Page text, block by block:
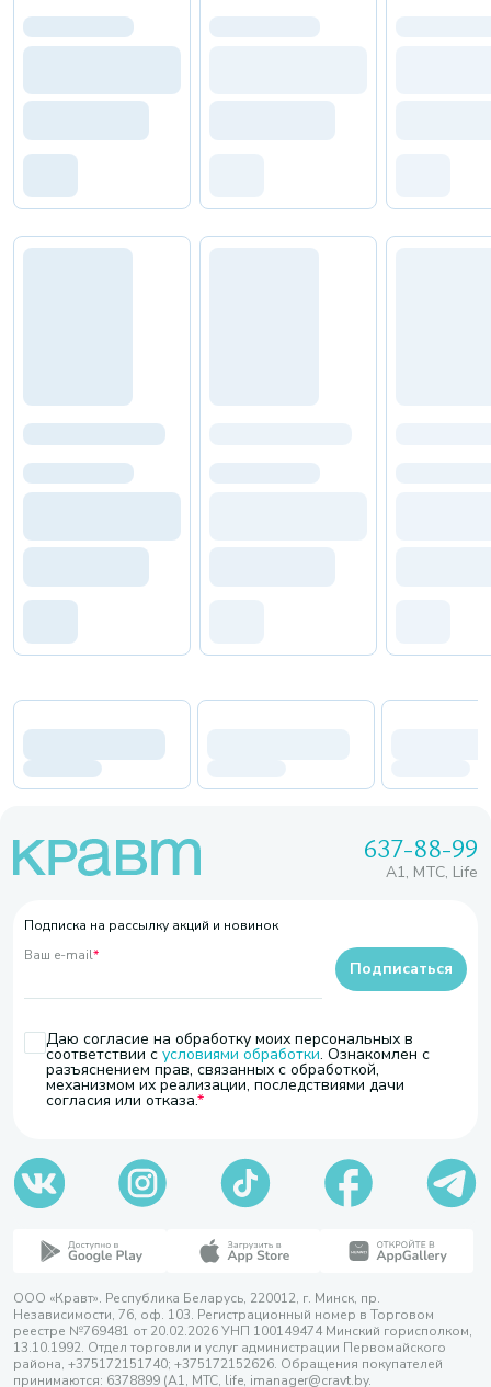
637-88-99
A1, МТС, Life
Подписка на рассылку акций и новинок
Ваш e-mail*
Даю согласие на обработку моих персональных в
соответствии с условиями обработки. Ознакомлен с
разъяснением прав, связанных с обработкой,
механизмом их реализации, последствиями дачи
согласия или отказа.
Подписаться
ООО «Кравт». Республика Беларусь, 220012, г. Минск, пр.
Независимости, 76, оф. 103. Регистрационный номер в Торговом
реестре №769481 от 20.02.2026 УНП 100149474 Минский горисполком,
13.10.1992. Отдел торговли и услуг администрации Первомайского
района, +375172151740; +375172152626. Обращения покупателей
принимаются: 6378899 (А1, МТС, life, imanager@cravt.by.